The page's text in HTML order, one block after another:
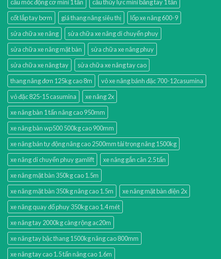
cẩu móc động cơ mini 1 tấn
cẩu thủy lực mini bằng tay 1 tấn
cốt lắp tay bơm
giá thang nâng siêu thị
lốp xe nâng 600-9
sửa chữa xe nâng
sửa chữa xe nâng di chuyển phuy
sửa chữa xe nâng mặt bàn
sửa chữa xe nâng phuy
sửa chữa xe nâng tay
sửa chữa xe nâng tay cao
thang nâng đơn 125kg cao 8m
vỏ xe nâng bánh đặc 700-12casumina
vỏ đặc 825-15 casumina
xe nâng 2x
xe nâng bàn 1 tấn nâng cao 950mm
xe nâng bàn wp500 500kg cao 900mm
xe nâng bán tự động nâng cao 2500mm tải trọng nâng 1500kg
xe nâng di chuyển phuy gamlift
xe nâng gắn cân 2.5 tấn
xe nâng mặt bàn 350kg cao 1.5m
xe nâng mặt bàn 350kg nâng cao 1.5m
xe nâng mặt bàn điện 2x
xe nâng quay đổ phuy 350kg cao 1.4 mét
xe nâng tay 2000kg càng rộng ac20m
xe nâng tay bậc thang 1500kg nâng cao 800mm
xe nâng tay cao 1.5 tấn nâng cao 1.6m